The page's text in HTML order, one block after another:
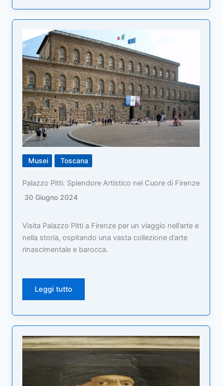
Musei Toscana
Palazzo Pitti: Splendore Artistico nel Cuore di Firenze
30 Giugno 2024
Visita Palazzo Pitti a Firenze per un viaggio nell’arte e
nella storia, ospitando una vasta collezione d’arte
rinascimentale e barocca.
Leggi tutto